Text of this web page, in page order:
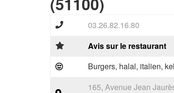
03.26.82.16.80
Avis sur le restaurant
Burgers, halal, italien,
165, Avenue Jean